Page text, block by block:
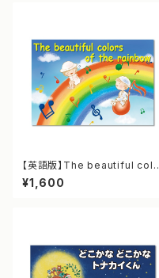
【英語版】The beautiful colo
rs of the rainbow
¥1,600